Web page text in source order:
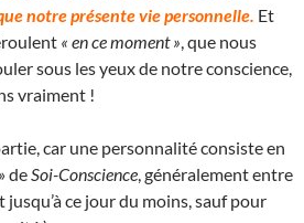
notre présente vie personnelle. Et
« en ce moment » , que nous
sous les yeux de notre conscience,
vraiment !
car une personnalité consiste en
de Soi-Conscience , généralement entre
jusqu’à ce jour du moins, sauf pour